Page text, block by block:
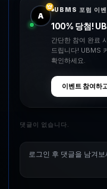
A
UBMS 포럼 이벤
100% 당첨!
간단한 참여 완료
드립니다! UBMS
확인하세요.
이벤트 참여하
댓글이 없습니다.